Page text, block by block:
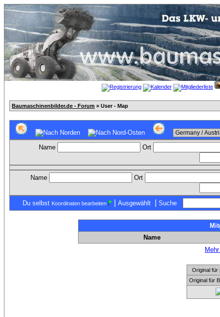
Baumaschinenbilder.de - Forum » User - Map
Name Ort
Name Ort
Du selbst Koordinaten bearbeiten | Ausgewählt Suche
Name
Original für
Original für